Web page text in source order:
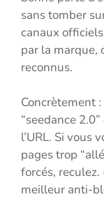
sans tomber
canaux
par la marque,
reconnus.
Concrètement
“seedance
l’URL. Si vous
pages trop
forcés, reculez.
meilleur anti-